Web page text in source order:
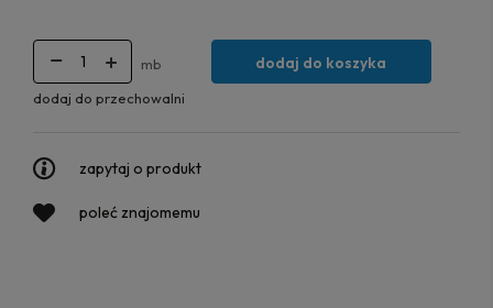
mb dodaj do koszyka
dodaj do przechowalni
zapytaj o produkt
poleć znajomemu